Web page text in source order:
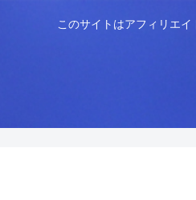
このサイトはアフィリエイ